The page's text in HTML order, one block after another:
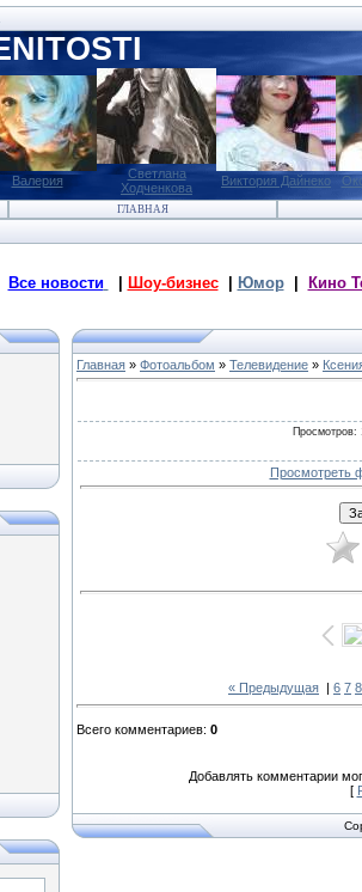
Валерия
Светлана
Ходченкова
Виктория Дайнеко
ГЛАВНАЯ
Все новости Шоу-бизнес| Юмор| Кино
Главная » Фотоальбом » Телевидение »
Просмотров:
Просмотреть
« Предыдущая | 6 7 8
Всего комментариев: 0
Добавлять комментарии
[